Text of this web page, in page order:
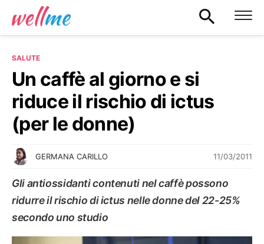
SALUTE
Un caffè al giorno e si
riduce il rischio di ictus
(per le donne)
GERMANA CARILLO 11/03/2011
Gli antiossidanti contenuti nel caffè possono
ridurre il rischio di ictus nelle donne del 22-25%
secondo uno studio